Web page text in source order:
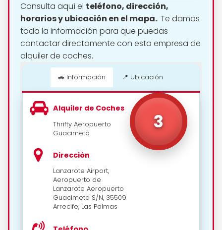
📍 Cómo llegar
Consulta aquí el teléfono, dirección,
horarios y ubicación en el mapa.. Te damos
toda la información para que puedas
contactar directamente con esta empresa de
alquiler de coches.
🚗 Información 📍 Ubicación
3
Alquiler de Coches
Thrifty Aeropuerto
Guacimeta
Dirección
Lanzarote Airport,
Aeropuerto de
Lanzarote Aeropuerto
Guacimeta S/N, 35509
Arrecife, Las Palmas